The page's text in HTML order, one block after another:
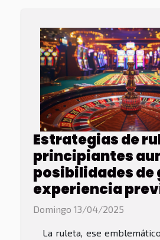
Estrategias de
principiantes
posibilidades de
experiencia
Domingo 13/04/2025
La ruleta, ese